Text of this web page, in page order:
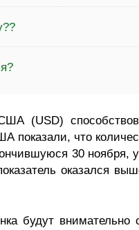
(USD)
показали, что
30 ноября,
оказался
будут внимательно